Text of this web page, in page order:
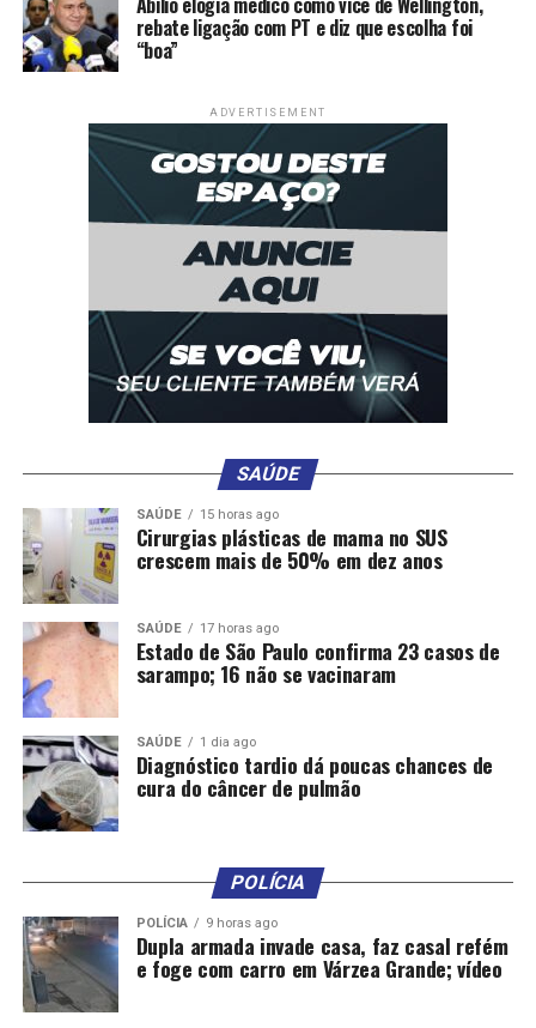
Se a dívida for de Crédito de Instalação, o interessado
desconto ou acessar aSala da Cidadania
em aderir ao Desenrola Rural também pode procurar os
sindicatos, associações e entidades representativas para
obter auxílio.
Comentários
AGRICULTURA DESENROLA
ENTRA
HOJE PROGRAMA RURAL
UP NEXT
Você sabia que o Soja Brasil tem uma comunidade?
Participe!
DON'T MISS
‘Sabíamos que o Plano Safra iria ficar sem recursos’, diz
Fávaro à CNN
rebate ligação com PT e diz que escolha foi
“boa”
ADVERTISEMENT
SAÚDE
SAÚDE 15 horas ago
Cirurgias plásticas de mama no SUS
crescem mais de 50% em dez anos
SAÚDE 17 horas ago
Estado de São Paulo confirma 23 casos de
sarampo; 16 não se vacinaram
SAÚDE 1 dia ago
Diagnóstico tardio dá poucas chances de
cura do câncer de pulmão
POLÍCIA
POLÍCIA 9 horas ago
Dupla armada invade casa, faz casal refém
e foge com carro em Várzea Grande; vídeo